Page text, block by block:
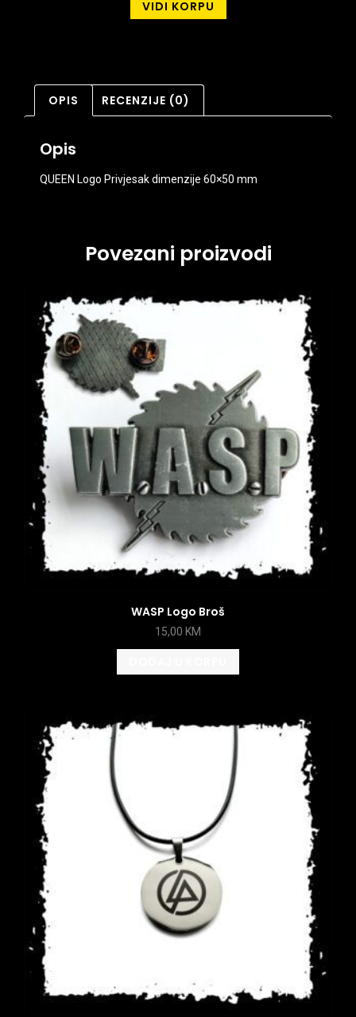
VIDI KORPU
OPIS RECENZIJE (0)
Opis
QUEEN Logo Privjesak dimenzije 60×50 mm
Povezani proizvodi
WASP Logo Broš
15,00 KM